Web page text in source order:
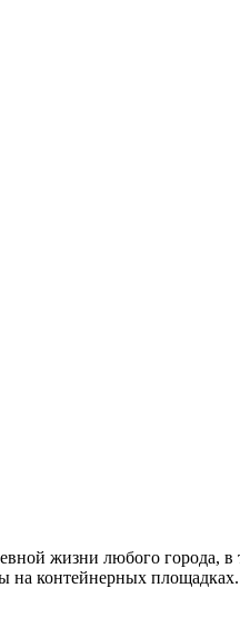
жизни любого города,
на контейнерных